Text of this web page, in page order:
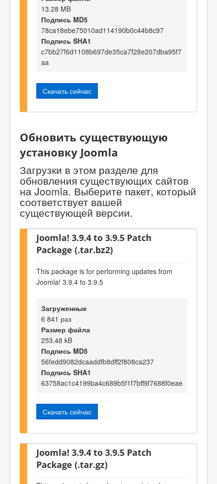
13.28 MB
Подпись MD5
78ca18ebe75010ad114190b0c44b8c97
Подпись SHA1
c7bb27f6d1108b697de35ca7f28e207dba95f7
aa
Скачать сейчас
Обновить существующую
установку Joomla
Загрузки в этом разделе для
обновления существующих сайтов
на Joomla. Выберите пакет, который
соответствует вашей
существующей версии.
Joomla! 3.9.4 to 3.9.5 Patch
Package (.tar.bz2)
This package is for performing updates from
Joomla! 3.9.4 to 3.9.5
Загруженные
6 841 раз
Размер файла
253.48 kB
Подпись MD5
56fedd9082dcaaddfb8dff2f808ca237
Подпись SHA1
63758ac1c4199ba4c689b5f1f7bff9f7688f0eae
Скачать сейчас
Joomla! 3.9.4 to 3.9.5 Patch
Package (.tar.gz)